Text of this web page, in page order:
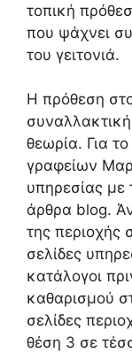
τοπική
που ψάχνει
του γειτονιά.
Η πρόθεση
θεωρία. Για
γραφείων
υπηρεσίας με
άρθρα blog.
της περιοχής
σελίδες
κατάλογοι
καθαρισμού
σελίδες
θέση 3 σε